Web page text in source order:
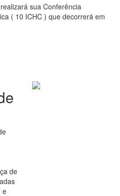
sua Conferência
( 10 ICHC ) que decorrerá em
de
e